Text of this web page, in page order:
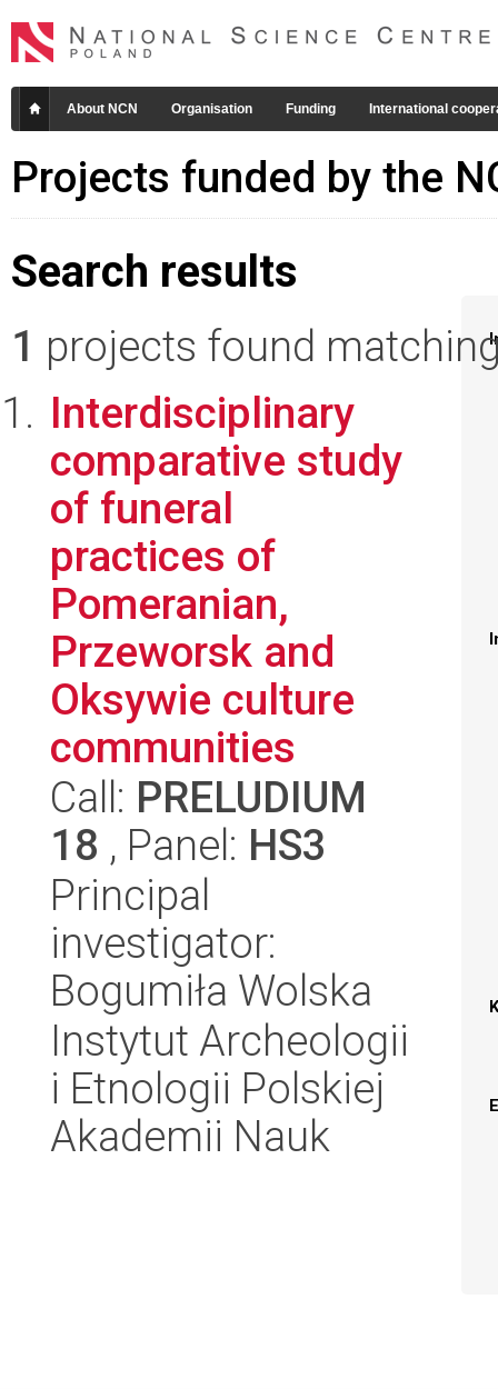
About NCN Organisation Funding International
Projects funded by the
Search results
1 projects found
Interdisciplinary
comparative study
of funeral
practices of
Pomeranian,
Przeworsk and
Oksywie culture
communities
Call: PRELUDIUM
18 , Panel: HS3
Principal
investigator:
Bogumiła Wolska
Instytut Archeologii
i Etnologii Polskiej
Akademii Nauk